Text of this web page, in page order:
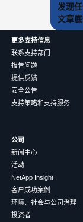
发现
文章
更多支持信息
联系支持部门
报告问题
提供反馈
安全公告
支持策略和支持服务
公司
新闻中心
活动
NetApp Insight
客户成功案例
环境、社会与公司治理
投资者